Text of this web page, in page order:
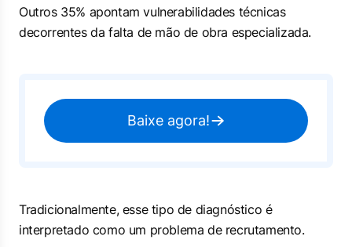
Outros 35% apontam vulnerabilidades técnicas
decorrentes da falta de mão de obra especializada.
Baixe agora!
Tradicionalmente, esse tipo de diagnóstico é
interpretado como um problema de recrutamento.